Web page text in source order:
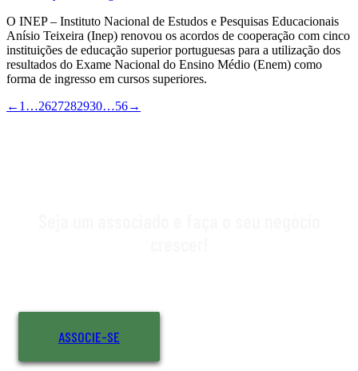
O INEP – Instituto Nacional de Estudos e Pesquisas Educacionais
Anísio Teixeira (Inep) renovou os acordos de cooperação com cinco
instituições de educação superior portuguesas para a utilização dos
resultados do Exame Nacional do Ensino Médio (Enem) como
forma de ingresso em cursos superiores.
← 1 …2627282930…56→
ASSOCIE-SE